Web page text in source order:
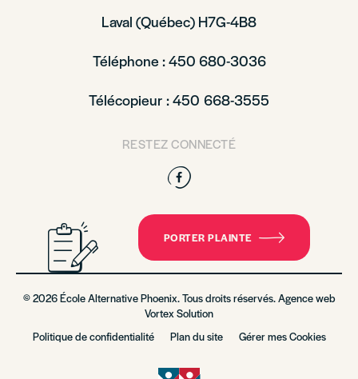
Laval (Québec) H7G-4B8
Téléphone : 450 680-3036
Télécopieur : 450 668-3555
RESTEZ CONNECTÉ
Facebook
PORTER PLAINTE
© 2026 École Alternative Phoenix. Tous droits réservés. Agence web
Vortex Solution
Politique de confidentialité
Plan du site Gérer mes Cookies